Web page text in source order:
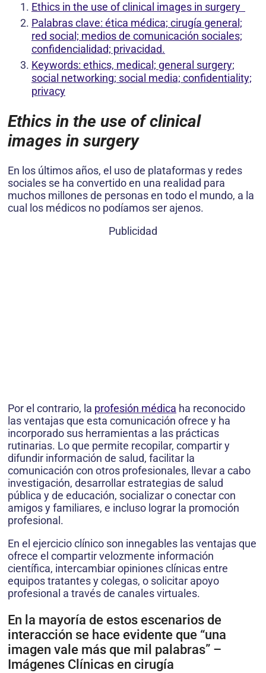
Ethics in the use of clinical images in surgery
Palabras clave: ética médica; cirugía general;
red social; medios de comunicación sociales;
confidencialidad; privacidad.
Keywords: ethics, medical; general surgery;
social networking; social media; confidentiality;
privacy
Ethics in the use of clinical
images in surgery
En los últimos años, el uso de plataformas y redes
sociales se ha convertido en una realidad para
muchos millones de personas en todo el mundo, a la
cual los médicos no podíamos ser ajenos.
Publicidad
Por el contrario, la profesión médica ha reconocido
las ventajas que esta comunicación ofrece y ha
incorporado sus herramientas a las prácticas
rutinarias. Lo que permite recopilar, compartir y
difundir información de salud, facilitar la
comunicación con otros profesionales, llevar a cabo
investigación, desarrollar estrategias de salud
pública y de educación, socializar o conectar con
amigos y familiares, e incluso lograr la promoción
profesional.
En el ejercicio clínico son innegables las ventajas que
ofrece el compartir velozmente información
científica, intercambiar opiniones clínicas entre
equipos tratantes y colegas, o solicitar apoyo
profesional a través de canales virtuales.
En la mayoría de estos escenarios de
interacción se hace evidente que “una
imagen vale más que mil palabras” –
Imágenes Clínicas en cirugía